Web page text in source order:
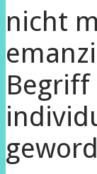
nicht